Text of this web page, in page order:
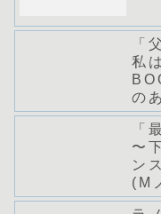
「
私
の
「
〜
ン
(M
ー